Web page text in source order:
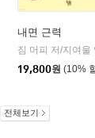
| 현대지
내면 근력
짐 머피 저/지여울
19,800원 (10%
전체보기